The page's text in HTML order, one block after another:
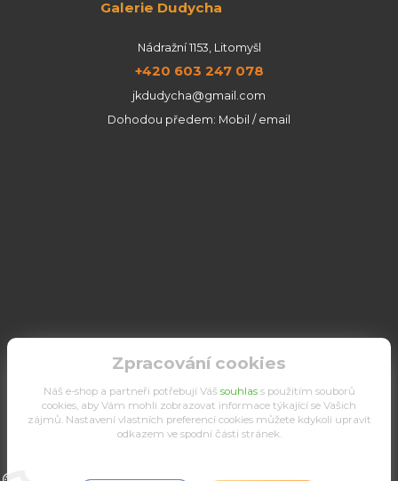
Galerie Dudycha
Nádražní 1153, Litomyšl
+420 603 247 078
jkdudycha@gmail.com
Dohodou předem: Mobil / email
Upravit sběr cookies.
Zpracování cookies
Náš e-shop a partneři potřebují Váš souhlass použitím souborů
cookies, aby Vám mohli zobrazovat informace týkající se Vašich
zájmů. Nastavení vlastních preferencí cookies můžete kdykoli upravit
odkazem ve spodní části stránek.